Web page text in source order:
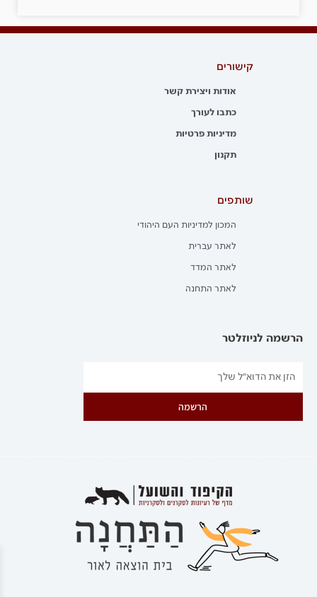
קישורים
אודות ויצירת קשר
כתבו לעורך
מדיניות פרטיות
תקנון
שותפים
המכון למדיניות העם היהודי
לאתר עברית
לאתר המדד
לאתר התחנה
הרשמה לניוזלטר
הרשמה